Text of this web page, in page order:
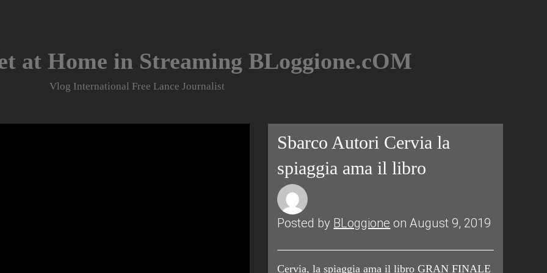
at Home in Streaming BLoggione.cOM
Vlog International Free Lance Journalist
Sbarco Autori Cervia la
spiaggia ama il libro
Posted by BLoggione on August 9, 2019
Cervia, la spiaggia ama il libro GRAN FINALE